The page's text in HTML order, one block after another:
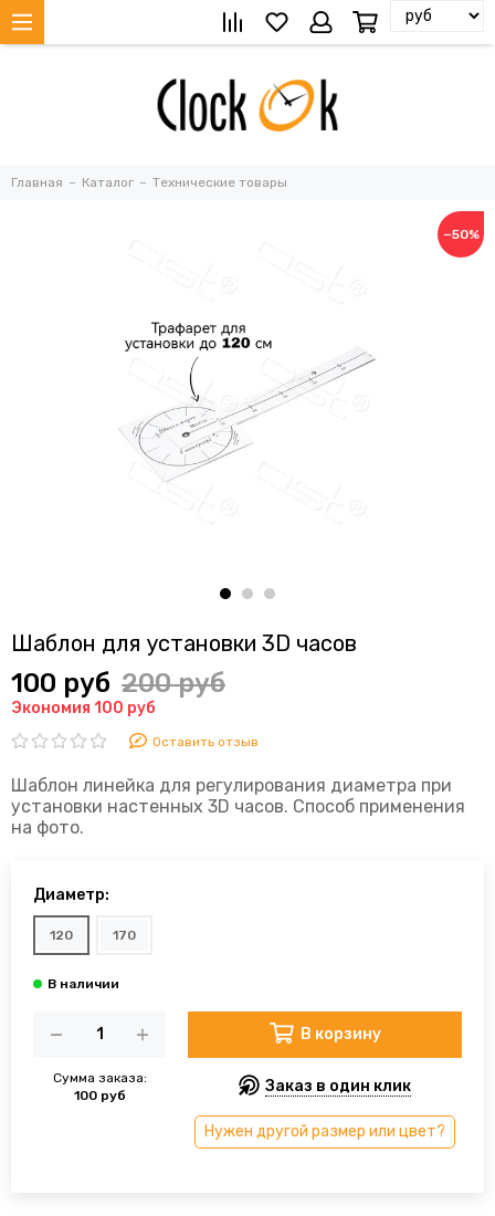
Главная Каталог Технические товары
−50%
Шаблон для установки 3D часов
100 руб 200 руб
Экономия 100 руб
Оставить отзыв
Шаблон линейка для регулирования диаметра при
установки настенных 3D часов. Способ применения
на фото.
Диаметр:
120 170
Сумма заказа:
100 руб
В корзину
Заказ в один клик
Нужен другой размер или цвет?